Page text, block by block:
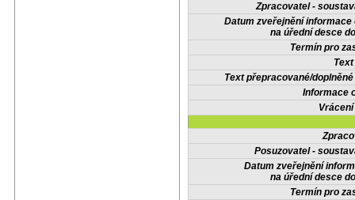
Zpracovatel -
Datum zveřejnění informace
na úřední desce
Termín pro
Text přepracované/
Informace
Posuzovatel -
Datum zveřejnění
na úřední desce
Termín pro